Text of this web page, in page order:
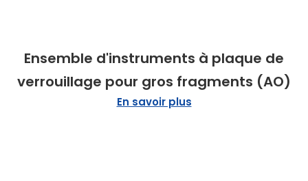
Ensemble d'instruments à plaque de
verrouillage pour gros fragments (AO)
En savoir plus